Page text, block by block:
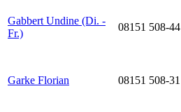
Gabbert Undine (Di. -
Fr.)
08151 508-44
Garke Florian 08151 508-31